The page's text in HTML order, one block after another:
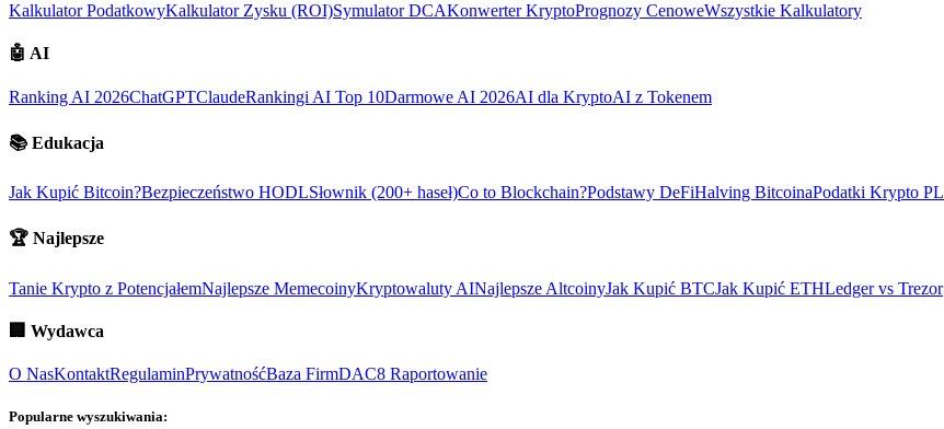
Kalkulator PodatkowyKalkulator Zysku (ROI)Symulator DCAKonwerter KryptoPrognozy CenoweWszystkie Kalkulatory
🤖 AI
Ranking AI 2026ChatGPTClaudeRankingi AI Top 10Darmowe AI 2026AI dla KryptoAI z Tokenem
📚 Edukacja
Jak Kupić Bitcoin?Bezpieczeństwo HODLSłownik (200+ haseł)Co to Blockchain?Podstawy DeFiHalving BitcoinaPodatki Krypto PL
🏆 Najlepsze
Tanie Krypto z PotencjałemNajlepsze MemecoinyKryptowaluty AINajlepsze AltcoinyJak Kupić BTCJak Kupić ETHLedger vs Trezor
🏢 Wydawca
O NasKontaktRegulaminPrywatnośćBaza FirmDAC8 Raportowanie
Popularne wyszukiwania: